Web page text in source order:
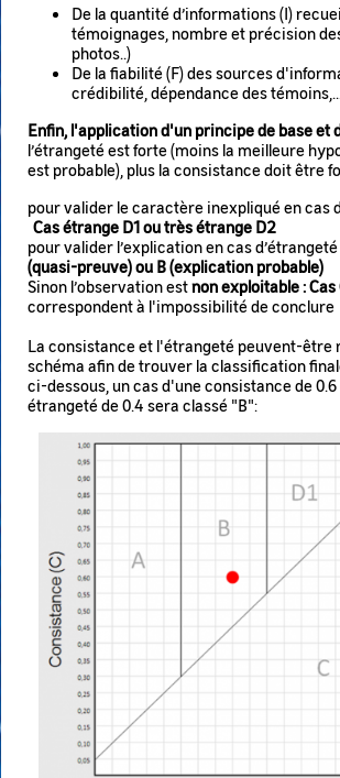
De la quantité d’informations (I)
témoignages, nombre et précision
photos..)
De la fiabilité (F) des sources
crédibilité, dépendance des
Enfin, l'application d'un principe de base et
l’étrangeté est forte (moins la meilleure
est probable), plus la consistance doit être
pour valider le caractère inexpliqué en cas
Cas étrange D1 ou très étrange D2
pour valider l’explication en cas d’étrangeté
(quasi-preuve) ou B (explication probable)
Sinon l’observation estnon exploitable : Cas
correspondent à l'impossibilité de conclure
La consistance et l'étrangeté peuvent-être
schéma afin de trouver la classification
ci-dessous, un cas d'une consistance de
étrangeté de 0.4 sera classé "B":
Image